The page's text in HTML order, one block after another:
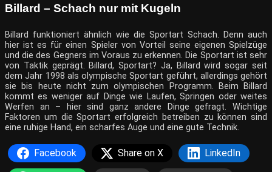
Billard – Schach nur mit Kugeln
Billard funktioniert ähnlich wie die Sportart Schach. Denn auch
hier ist es für einen Spieler von Vorteil seine eigenen Spielzüge
und die des Gegners im Voraus zu erkennen. Die Sportart ist sehr
von Taktik geprägt. Billard, Sportart? Ja, Billard wird sogar seit
dem Jahr 1998 als olympische Sportart geführt, allerdings gehört
sie bis heute nicht zum olympischen Programm. Beim Billard
kommt es weniger auf Dinge wie Laufen, Springen oder weites
Werfen an – hier sind ganz andere Dinge gefragt. Wichtige
Faktoren um die Sportart erfolgreich betreiben zu können sind
eine ruhige Hand, ein scharfes Auge und eine gute Technik.
Facebook Share on X LinkedIn